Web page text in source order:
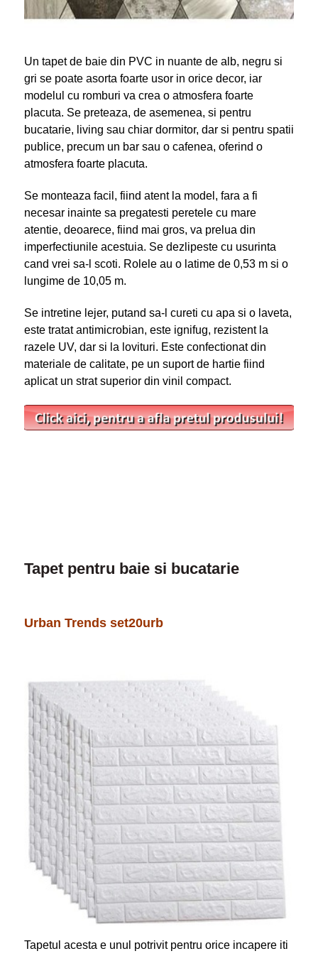
Un tapet de baie din PVC in nuante de alb, negru si
gri se poate asorta foarte usor in orice decor, iar
modelul cu romburi va crea o atmosfera foarte
placuta. Se preteaza, de asemenea, si pentru
bucatarie, living sau chiar dormitor, dar si pentru spatii
publice, precum un bar sau o cafenea, oferind o
atmosfera foarte placuta.
Se monteaza facil, fiind atent la model, fara a fi
necesar inainte sa pregatesti peretele cu mare
atentie, deoarece, fiind mai gros, va prelua din
imperfectiunile acestuia. Se dezlipeste cu usurinta
cand vrei sa-l scoti. Rolele au o latime de 0,53 m si o
lungime de 10,05 m.
Se intretine lejer, putand sa-l cureti cu apa si o laveta,
este tratat antimicrobian, este ignifug, rezistent la
razele UV, dar si la lovituri. Este confectionat din
materiale de calitate, pe un suport de hartie fiind
aplicat un strat superior din vinil compact.
Tapet pentru baie si bucatarie
Urban Trends set20urb
Tapetul acesta e unul potrivit pentru orice incapere iti